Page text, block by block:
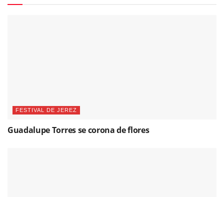
FESTIVAL DE JEREZ
Guadalupe Torres se corona de flores